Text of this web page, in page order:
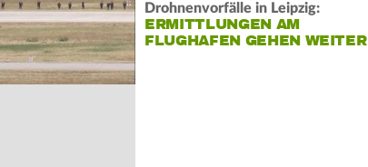
Drohnenvorfälle in Leipzig:
ERMITTLUNGEN AM
FLUGHAFEN GEHEN WEITER